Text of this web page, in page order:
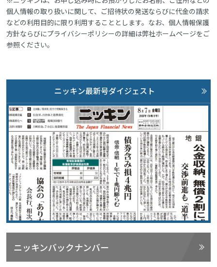
個人情報の取り扱いに関して、ご招待状の発送ならびに代金の請求
などの利用目的に限り利用することとします。なお、個人情報保護
方針ならびにプライバシーポリシーの詳細は弊社ホームページをご
参照ください。
ニッキン最新号ダイジェスト
ニッキンバックナンバー